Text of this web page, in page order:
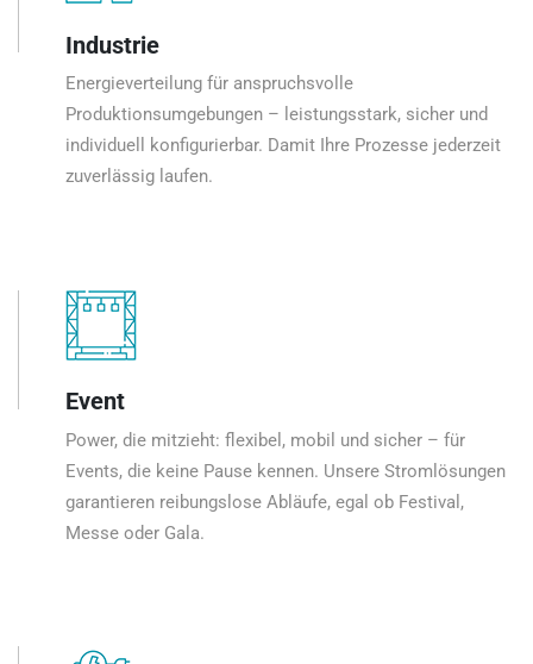
Industrie
Energieverteilung für anspruchsvolle
Produktionsumgebungen – leistungsstark, sicher und
individuell konfigurierbar. Damit Ihre Prozesse jederzeit
zuverlässig laufen.
Event
Power, die mitzieht: flexibel, mobil und sicher – für
Events, die keine Pause kennen. Unsere Stromlösungen
garantieren reibungslose Abläufe, egal ob Festival,
Messe oder Gala.